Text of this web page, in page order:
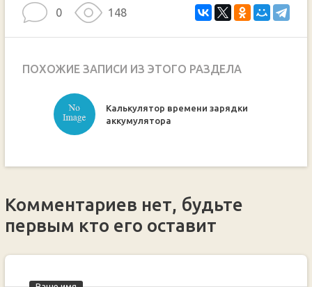
0 148
ПОХОЖИЕ ЗАПИСИ ИЗ ЭТОГО РАЗДЕЛА
Калькулятор времени зарядки
аккумулятора
Комментариев нет, будьте
первым кто его оставит